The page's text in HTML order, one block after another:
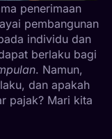
penerimaan
pembangunan
individu dan
berlaku bagi
. Namun,
dan apakah
pajak? Mari kita